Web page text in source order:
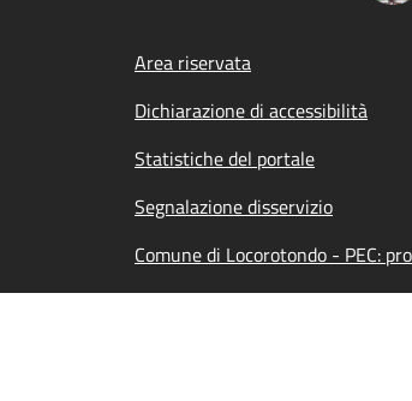
Footer menu
Area riservata
Dichiarazione di accessibilità
Statistiche del portale
Segnalazione disservizio
Comune di Locorotondo - PEC: